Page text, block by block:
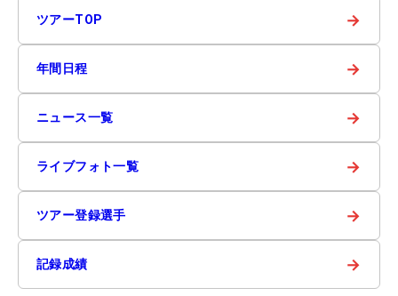
ツアーTOP →
年間日程 →
ニュース一覧 →
ライブフォト一覧 →
ツアー登録選手 →
記録成績 →